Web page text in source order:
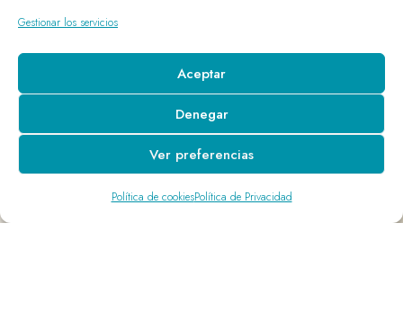
Gestionar los servicios
Aceptar
Denegar
Ver preferencias
Política de cookiesPolítica de Privacidad